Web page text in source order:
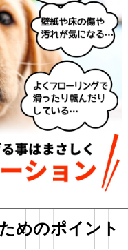
めのポイント